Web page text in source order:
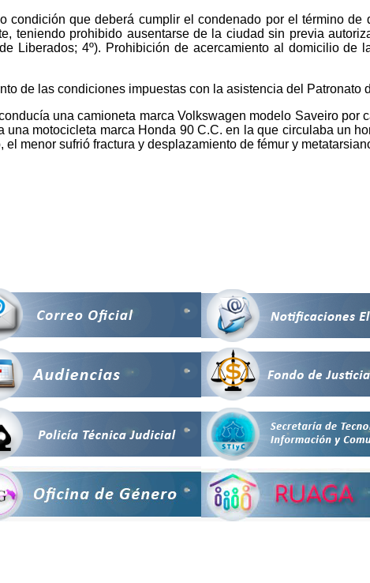
que deberá cumplir el condenado por el término de
prohibido ausentarse de la ciudad sin previa
Liberados; 4º). Prohibición de acercamiento al domicilio de
de las condiciones impuestas con la asistencia del Patronato
una camioneta marca Volkswagen modelo Saveiro por
motocicleta marca Honda 90 C.C. en la que circulaba un
menor sufrió fractura y desplazamiento de fémur y